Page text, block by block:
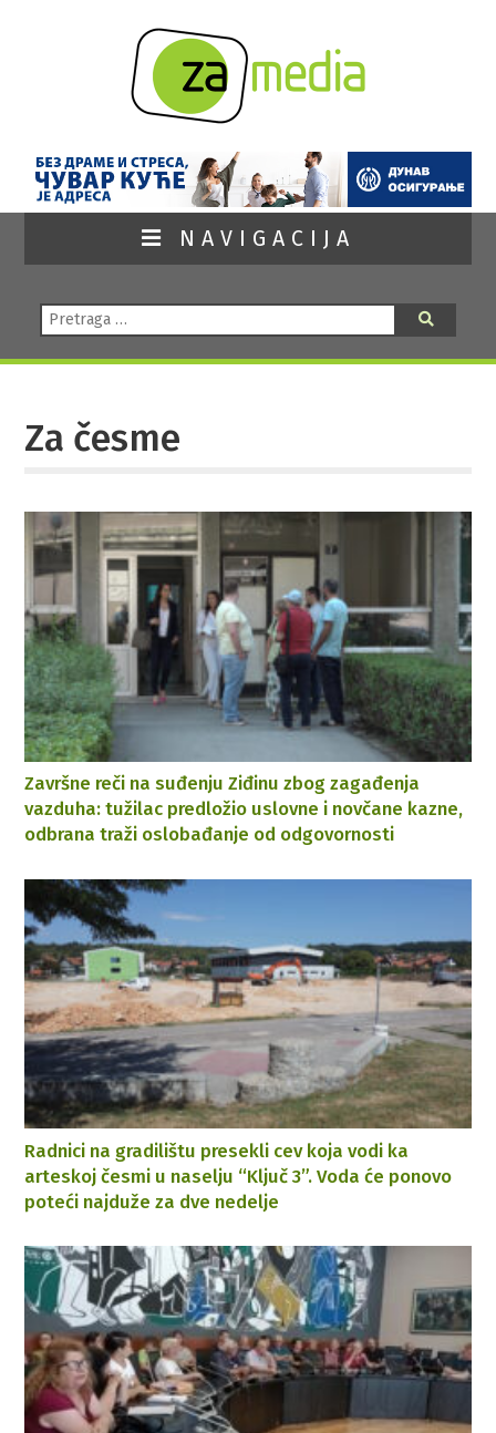
NAVIGACIJA
Pretraga:
Za česme
Završne reči na suđenju Ziđinu zbog zagađenja
vazduha: tužilac predložio uslovne i novčane kazne,
odbrana traži oslobađanje od odgovornosti
Radnici na gradilištu presekli cev koja vodi ka
arteskoj česmi u naselju “Ključ 3”. Voda će ponovo
poteći najduže za dve nedelje